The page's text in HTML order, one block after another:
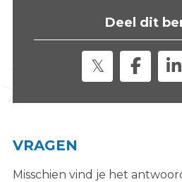
Deel dit
VRAGEN
Misschien vind je het